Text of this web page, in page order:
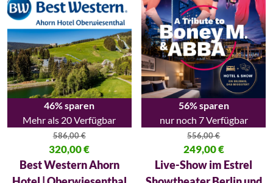
46% sparen
Mehr als 20 Verfügbar
586,00€
Ursprünglicher Preis war: 586,00 €
320,00€
Aktueller Preis ist: 320,00 €.
Best Western Ahorn
56% sparen
nur noch 7 Verfügbar
556,00€
Ursprünglicher Preis war:
249,00€
Aktueller Preis ist: 249,00 €.
Live-Show im Estrel